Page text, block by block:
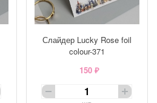
Слайдер Lucky Rose foil
colour-371
150 ₽